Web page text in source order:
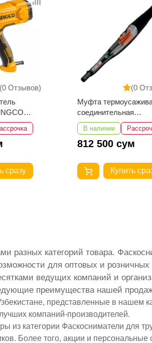
(0 Отзывов)
Рассрочка
сразу
(0
Дисковая пила
ДП-160/1200
В наличии
662 500 сум
Купить
разных категорий товара.
для оптовых и
ведущих компаний и
преимущества нашей
представленные в нашем
компаний-производителей.
из категории Фаскосниматели для
Более того, акции и